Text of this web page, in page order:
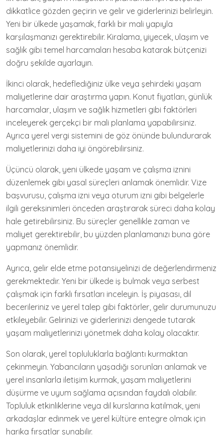
dikkatlice gözden geçirin ve gelir ve giderlerinizi belirleyin.
Yeni bir ülkede yaşamak, farklı bir mali yapıyla
karşılaşmanızı gerektirebilir. Kiralama, yiyecek, ulaşım ve
sağlık gibi temel harcamaları hesaba katarak bütçenizi
doğru şekilde ayarlayın.
İkinci olarak, hedeflediğiniz ülke veya şehirdeki yaşam
maliyetlerine dair araştırma yapın. Konut fiyatları, günlük
harcamalar, ulaşım ve sağlık hizmetleri gibi faktörleri
inceleyerek gerçekçi bir mali planlama yapabilirsiniz.
Ayrıca yerel vergi sistemini de göz önünde bulundurarak
maliyetlerinizi daha iyi öngörebilirsiniz.
Üçüncü olarak, yeni ülkede yaşam ve çalışma iznini
düzenlemek gibi yasal süreçleri anlamak önemlidir. Vize
başvurusu, çalışma izni veya oturum izni gibi belgelerle
ilgili gereksinimleri önceden araştırarak süreci daha kolay
hale getirebilirsiniz. Bu süreçler genellikle zaman ve
maliyet gerektirebilir, bu yüzden planlamanızı buna göre
yapmanız önemlidir.
Ayrıca, gelir elde etme potansiyelinizi de değerlendirmeniz
gerekmektedir. Yeni bir ülkede iş bulmak veya serbest
çalışmak için farklı fırsatları inceleyin. İş piyasası, dil
becerileriniz ve yerel talep gibi faktörler, gelir durumunuzu
etkileyebilir. Gelirinizi ve giderlerinizi dengede tutarak
yaşam maliyetlerinizi yönetmek daha kolay olacaktır.
Son olarak, yerel topluluklarla bağlantı kurmaktan
çekinmeyin. Yabancıların yaşadığı sorunları anlamak ve
yerel insanlarla iletişim kurmak, yaşam maliyetlerini
düşürme ve uyum sağlama açısından faydalı olabilir.
Topluluk etkinliklerine veya dil kurslarına katılmak, yeni
arkadaşlar edinmek ve yerel kültüre entegre olmak için
harika fırsatlar sunabilir.